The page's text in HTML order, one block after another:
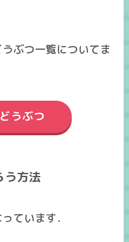
ぶつ一覧についてま
うぶつ
う方法
ています．